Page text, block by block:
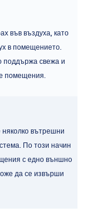
във въздуха, като
в помещението.
поддържа свежа и
помещения.
вътрешни
По този начин
с едно външно
да се извърши